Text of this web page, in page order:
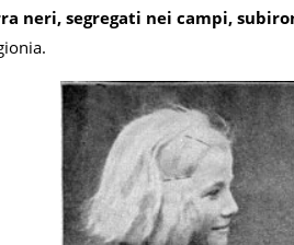
neri, segregati nei campi,